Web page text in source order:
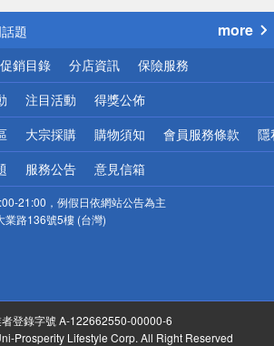
告
題
惠
區配送
頁！請小心！
more
促銷目錄 分店資訊 保險服務
注目活動 得獎公佈
大宗採購 購物須知 會員服務條款 隱
服務公告 意見信箱
21:00，例假日依網站公告為主
業路136號5樓 (台灣)
登錄字號 A-122662550-00000-6
Prosperity Lifestyle Corp. All Right Reserved